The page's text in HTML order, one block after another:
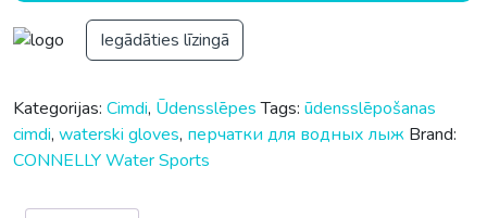
Iegādāties līzingā
Kategorijas: Cimdi, Ūdensslēpes Tags: ūdensslēpošanas
cimdi, waterski gloves, перчатки для водных лыж Brand:
CONNELLY Water Sports